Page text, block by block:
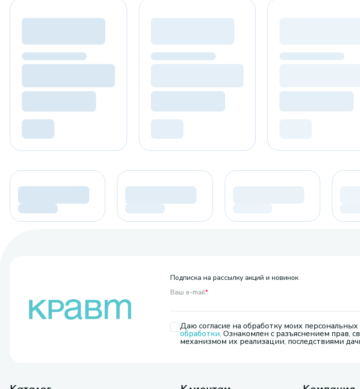
Подписка на рассылку акций и новинок
Ваш e-mail*
Даю согласие на обработку моих
обработки. Ознакомлен с разъяснением прав,
механизмом их реализации, последствиями